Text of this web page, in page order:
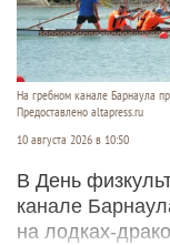
На гребном канале Барнаула
Предоставлено altapress.ru
10 августа 2026 в 10:50
В День
канале
на лодках-